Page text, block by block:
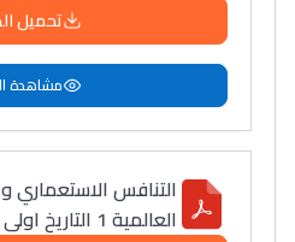
تحميل
مشاهدة
التنافس الاستعماري
العالمية 1 التاريخ اولى باك آداب